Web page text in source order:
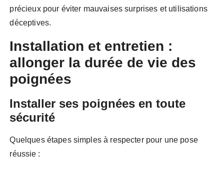
précieux pour éviter mauvaises surprises et utilisations
déceptives.
Installation et entretien :
allonger la durée de vie des
poignées
Installer ses poignées en toute
sécurité
Quelques étapes simples à respecter pour une pose
réussie :